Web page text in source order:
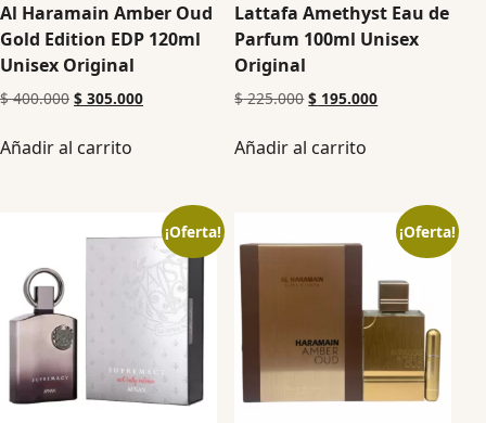
Al Haramain Amber Oud
Gold Edition EDP 120ml
Unisex Original
$400.000 $ 305.000
Añadir al carrito
Lattafa Amethyst Eau de
Parfum 100ml Unisex
Original
$225.000 $ 195.000
Añadir al carrito
¡Oferta! ¡Oferta!